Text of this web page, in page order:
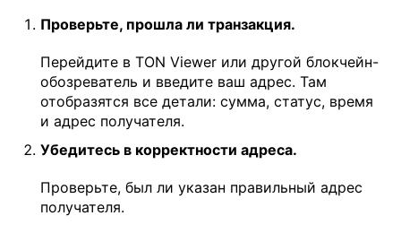
Проверьте, прошла ли транзакция.
Перейдите в TON Viewer или другой блокчейн-
обозреватель и введите ваш адрес. Там
отобразятся все детали: сумма, статус, время
и адрес получателя.
Убедитесь в корректности адреса.
Проверьте, был ли указан правильный адрес
получателя.